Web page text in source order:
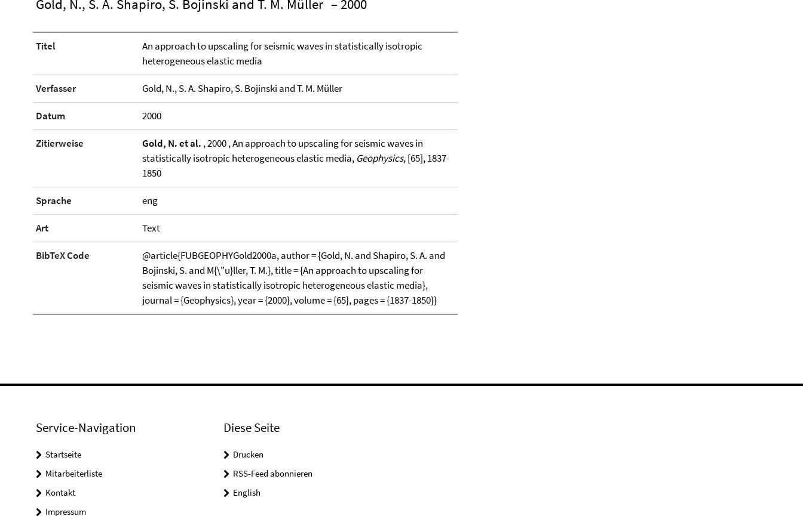
Gold, N., S. A. Shapiro, S. Bojinski and T. M. Müller – 2000
Titel
An approach to upscaling for seismic waves in statistically isotropic
heterogeneous elastic media
Verfasser Gold, N., S. A. Shapiro, S. Bojinski and T. M. Müller
Datum 2000
Zitierweise Gold, N. et al. , 2000 , An approach to upscaling for seismic waves in
statistically isotropic heterogeneous elastic media, Geophysics, [65], 1837-
1850
Sprache eng
Art Text
BibTeX Code
@article{FUBGEOPHYGold2000a, author = {Gold, N. and Shapiro, S. A. and
Bojinski, S. and M{\"u}ller, T. M.}, title = {An approach to upscaling for
seismic waves in statistically isotropic heterogeneous elastic media},
journal = {Geophysics}, year = {2000}, volume = {65}, pages = {1837-1850}}
Service-Navigation
Startseite
Mitarbeiterliste
Kontakt
Impressum
Diese Seite
Drucken
RSS-Feed abonnieren
English